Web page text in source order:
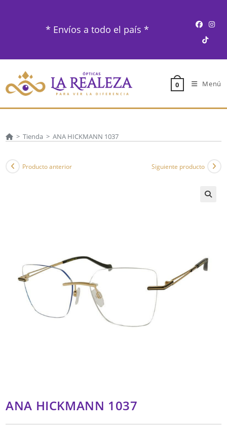
* Envíos a todo el país *
0 Menú
> Tienda > ANA HICKMANN 1037
Producto anterior Siguiente producto
ANA HICKMANN 1037